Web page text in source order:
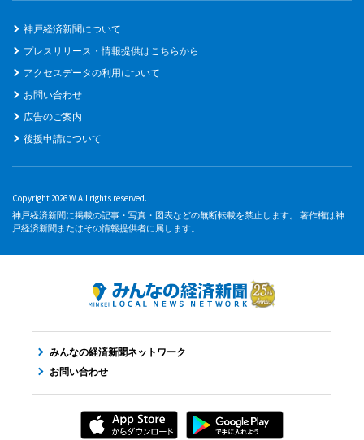
神戸経済新聞について
プレスリリース・情報提供はこちらから
アクセスデータの利用について
お問い合わせ
広告のご案内
後援申請について
Copyright 2026 W All rights reserved.
神戸経済新聞に掲載の記事・写真・図表などの無断転載を禁止します。 著作権は神
戸経済新聞またはその情報提供者に属します。
みんなの経済新聞ネットワーク
お問い合わせ